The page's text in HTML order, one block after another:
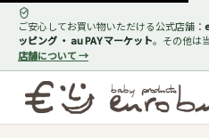
ご安心してお買い物いただける公式店舗：
ッピング ・ au PAY マーケット。その他は
店舗について →